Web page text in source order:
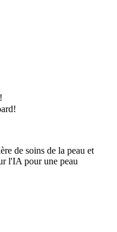
de soins de la peau et
l'IA pour une peau